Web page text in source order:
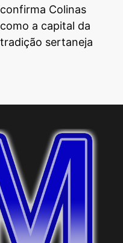
confirma Colinas
como a capital da
tradição sertaneja